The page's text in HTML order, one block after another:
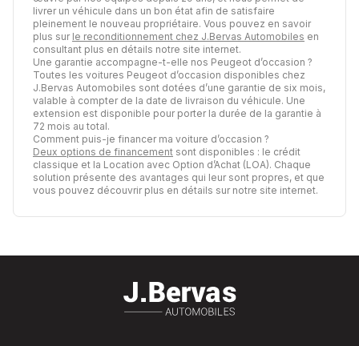
livrer un véhicule dans un bon état afin de satisfaire
pleinement le nouveau propriétaire. Vous pouvez en savoir
plus sur le reconditionnement chez J.Bervas Automobiles en
consultant plus en détails notre site internet.
Une garantie accompagne-t-elle nos Peugeot d’occasion ?
Toutes les voitures Peugeot d’occasion disponibles chez
J.Bervas Automobiles sont dotées d’une garantie de six mois,
valable à compter de la date de livraison du véhicule. Une
extension est disponible pour porter la durée de la garantie à
72 mois au total.
Comment puis-je financer ma voiture d’occasion ?
Deux options de financement sont disponibles : le crédit
classique et la Location avec Option d’Achat (LOA). Chaque
solution présente des avantages qui leur sont propres, et que
vous pouvez découvrir plus en détails sur notre site internet.